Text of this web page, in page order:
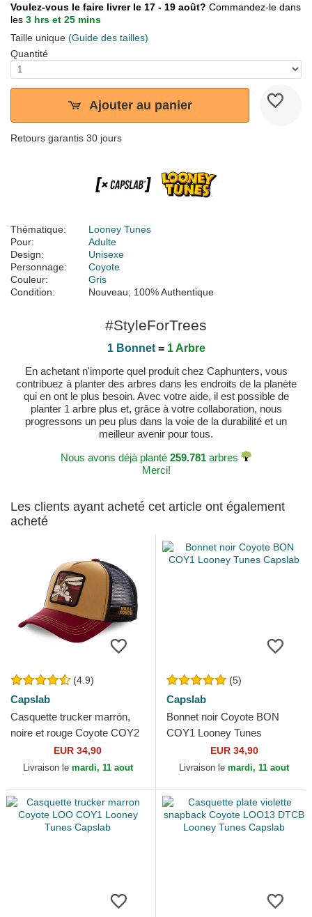
Voulez-vous le faire livrer le 17 - 19 août? Commandez-le dans
les 3 hrs et 25 mins
Taille unique (Guide des tailles)
Quantité
Ajouter au panier
Retours garantis 30 jours
Thématique:
Looney Tunes
Pour:
Adulte
Design:
Unisexe
Personnage:
Coyote
Couleur:
Gris
Condition:
Nouveau; 100% Authentique
#StyleForTrees
1 Bonnet= 1 Arbre
En achetant n'importe quel produit chez Caphunters, vous
contribuez à planter des arbres dans les endroits de la planète
qui en ont le plus besoin. Avec votre aide, il est possible de
planter 1 arbre plus et, grâce à votre collaboration, nous
progressons un peu plus dans la voie de la durabilité et un
meilleur avenir pour tous.
Nous avons déjà planté 259.781 arbres
Merci!
Les clients ayant acheté cet article ont également
acheté
(4.9)
Capslab
Casquette trucker marrón,
noire et rouge Coyote COY2
Looney Tunes Capslab
EUR 34,90
Livraison le mardi, 11 aout
(5)
Capslab
Bonnet noir Coyote BON
COY1 Looney Tunes
EUR 34,90
Livraison le mardi, 11 aout